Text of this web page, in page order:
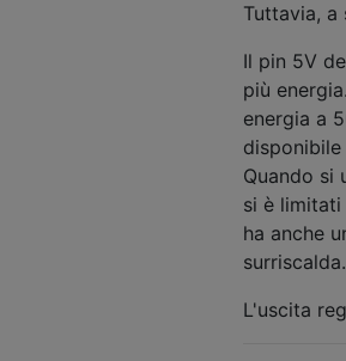
Tuttavia, a
Il pin 5V
più
energia a
Quando si
si è
ha anche
L'uscita